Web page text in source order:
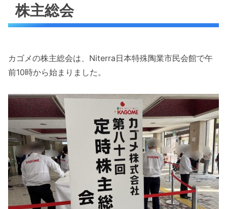
株主総会
カゴメの株主総会は、Niterra日本特殊陶業市民会館で午
前10時から始まりました。